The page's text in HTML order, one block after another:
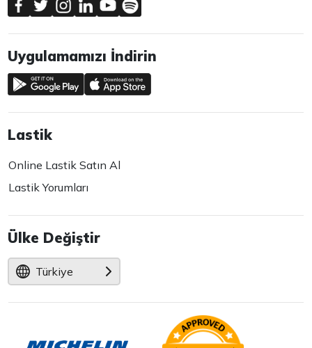
Uygulamamızı İndirin
Lastik
Online Lastik Satın Al
Lastik Yorumları
Ülke Değiştir
Türkiye